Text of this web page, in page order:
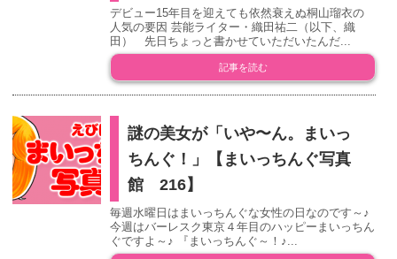
デビュー15年目を迎えても依然衰えぬ桐山瑠衣の
人気の要因 芸能ライター・織田祐二（以下、織
田） 先日ちょっと書かせていただいたんだ...
記事を読む
謎の美女が「いや〜ん。まいっ
ちんぐ！」【まいっちんぐ写真
館 216】
毎週水曜日はまいっちんぐな女性の日なのです～♪
今週はバーレスク東京４年目のハッピーまいっちん
ぐですよ～♪ 『まいっちんぐ～！♪...